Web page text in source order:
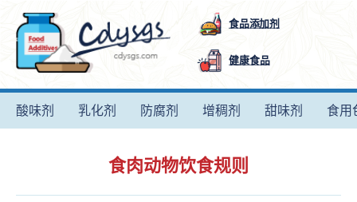
食品添加剂
健康食品
酸味剂 乳化剂 防腐剂 增稠剂 甜味剂 食用
食肉动物饮食规则